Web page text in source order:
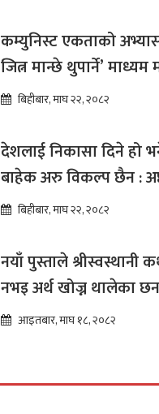
कम्युनिस्ट एकताको
जित्न मान्छे थुपार्ने’ माध्यम
विप्लव
बिहीबार, माघ २२, २०८२
देशलाई निकासा दिने हो
बाहेक अरु विकल्प छैन :
शाक्यबिहीबार, माघ २२, २०८२
नयाँ पुस्ताले श्रीस्वस्थानी
नभइ अर्थ खोज्न थालेका
तारा लोचन न्यौपाने
आइतबार, माघ १८, २०८२